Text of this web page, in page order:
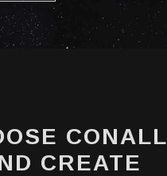
CONALL
CREATE